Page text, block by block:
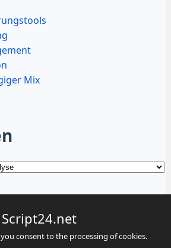
Mix
consent to the processing of cookies.